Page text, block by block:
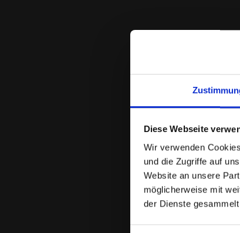
Diese Webseite
Wir verwenden
und die Zugriffe auf
Website an unsere
möglicherweise mit
der Dienste gesammelt